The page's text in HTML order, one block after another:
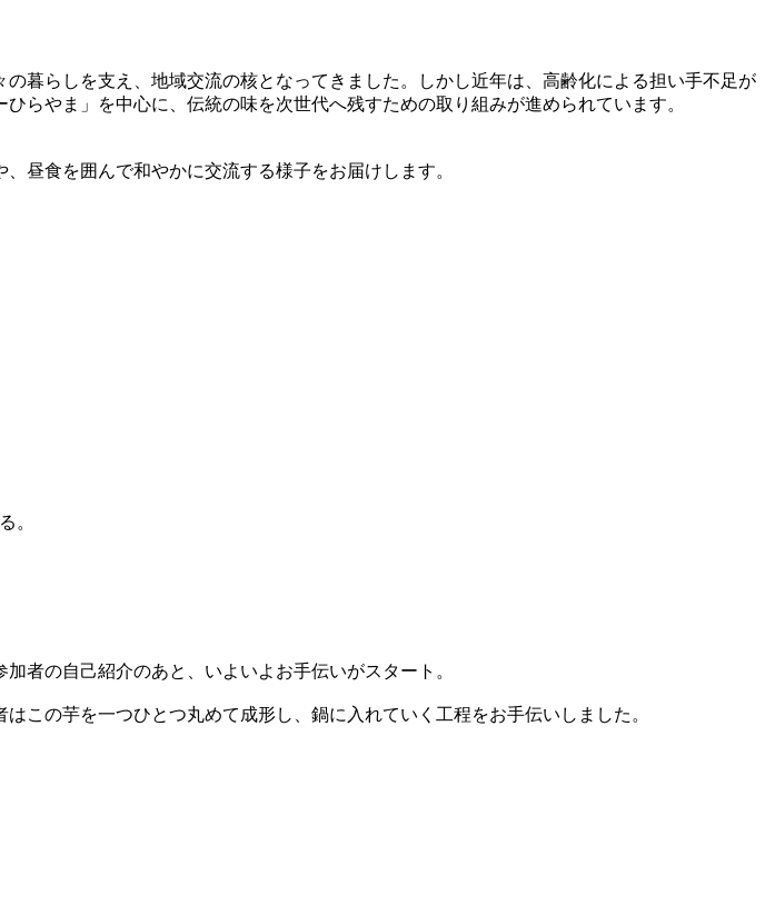
暮らしを支え、地域交流の核となってきました。しかし近年は、高齢化による担い手不足が
らやま」を中心に、伝統の味を次世代へ残すための取り組みが進められています。
昼食を囲んで和やかに交流する様子をお届けします。
。
者の自己紹介のあと、いよいよお手伝いがスタート。
この芋を一つひとつ丸めて成形し、鍋に入れていく工程をお手伝いしました。